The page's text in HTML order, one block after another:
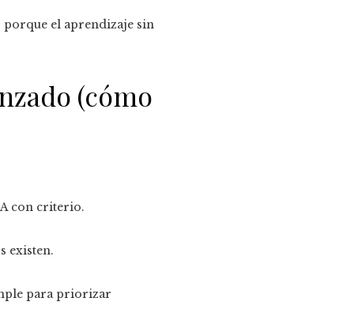
porque el aprendizaje sin
(cómo
con criterio.
existen.
para priorizar